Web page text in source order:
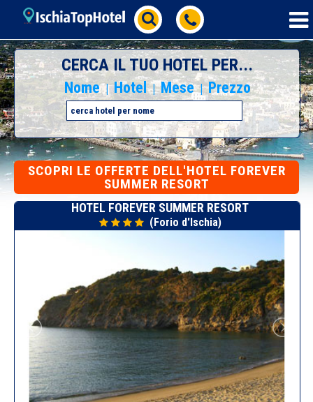
CERCA IL TUO HOTEL PER...
Nome | Hotel | Mese | Prezzo
SCOPRI LE OFFERTE DELL'HOTEL FOREVER
SUMMER RESORT
HOTEL FOREVER SUMMER RESORT
(Forio d'Ischia)